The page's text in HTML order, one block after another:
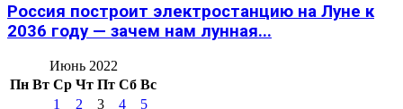
Россия построит электростанцию на Луне к
2036 году — зачем нам лунная...
Июнь 2022
Пн Вт Ср Чт Пт Сб Вс
1
2 3 4
5